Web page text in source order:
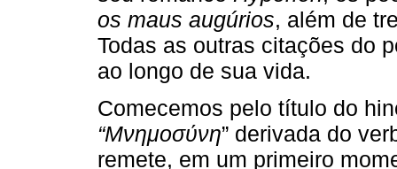
os maus augúrios, além de
Todas as outras citações do
ao longo de sua vida.
Comecemos pelo título do
“Μνημοσύνη” derivada do
remete, em um primeiro